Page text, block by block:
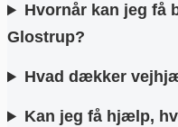
Hvornår kan jeg få
Glostrup?
Hvad dækker
Kan jeg få hjælp,